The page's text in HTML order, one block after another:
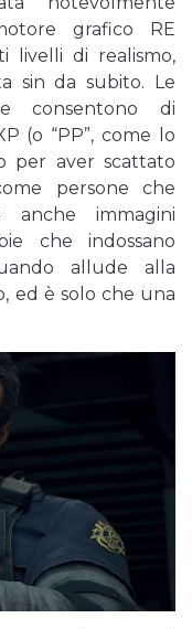
grafico RE
livelli di realismo,
sin da subito. Le
consentono di
(o “PP”, come lo
per aver scattato
persone che
anche immagini
che indossano
allude alla
ed è solo che una